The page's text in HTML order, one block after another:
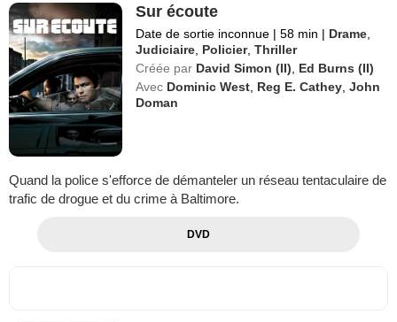
Sur écoute
Date de sortie inconnue | 58 min | Drame
Judiciaire Policier,Thriller
Créée par David Simon (II)
Ed Burns (II)
Avec Dominic West Reg E. Cathey ,John
Doman
Quand la police s'efforce de démanteler un réseau tentaculaire de
trafic de drogue et du crime à Baltimore.
DVD